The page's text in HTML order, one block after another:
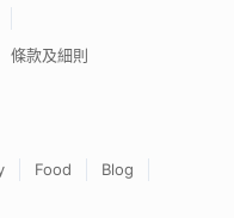
條款及細則
Food
Blog